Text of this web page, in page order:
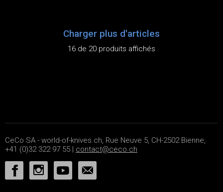
Charger plus d'articles
16 de 20 produits affichés
CeCo SA - world-of-knives.ch, Rue Neuve 5, CH-2502 Bienne,
+41 (0)32 322 97 55 | contact@ceco.ch